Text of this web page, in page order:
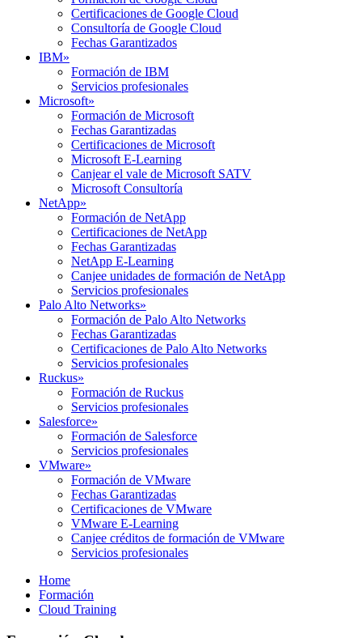
Certificaciones de Google Cloud
Consultoría de Google Cloud
Fechas Garantizados
IBM»
Formación de IBM
Servicios profesionales
Microsoft»
Formación de Microsoft
Fechas Garantizadas
Certificaciones de Microsoft
Microsoft E-Learning
Canjear el vale de Microsoft SATV
Microsoft Consultoría
NetApp»
Formación de NetApp
Certificaciones de NetApp
Fechas Garantizadas
NetApp E-Learning
Canjee unidades de formación de NetApp
Servicios profesionales
Palo Alto Networks»
Formación de Palo Alto Networks
Fechas Garantizadas
Certificaciones de Palo Alto Networks
Servicios profesionales
Ruckus»
Formación de Ruckus
Servicios profesionales
Salesforce»
Formación de Salesforce
Servicios profesionales
VMware»
Formación de VMware
Fechas Garantizadas
Certificaciones de VMware
VMware E-Learning
Canjee créditos de formación de VMware
Servicios profesionales
Home
Formación
Cloud Training